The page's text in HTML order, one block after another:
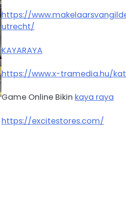
https://
utrecht/
KAYARAYA
https://www.x-tramedia.hu/
Game Online Bikin kaya raya
https://excitestores.com/